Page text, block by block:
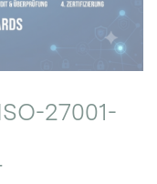
27001-